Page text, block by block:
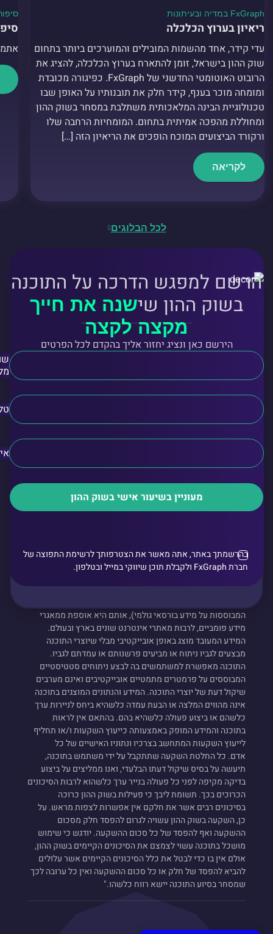
FxGraph במדיה ובעיתונות
ריאיון בערוץ הכלכלה
עדי קידר, אחד מהשמות המובילים והמוערכים ביותר בתחום
שוק ההון בישראל, זומן להתארח בערוץ הכלכלה, להציג את
הרובוט האוטומטי החדשני של FxGraph. כפיגורה מכובדת
ומומחה מוכר בענף, קידר חלק את תובנותיו על האופן שבו
טכנולוגיית הבינה המלאכותית משתלבת במסחר בשוק ההון
ומחוללת מהפכה אמיתית בתחום. המומחיות הרחבה שלו
ורקורד הביצועים המוכח הופכים את הריאיון הזה […]
לקריאה
לכל הבלוגים
הרשם למפגש הדרכה על התוכנה
בשוק ההון שישנה את חייך
מקצה לקצה
הירשם כאן ונציג יחזור אליך בהקדם לכל הפרטים
מעוניין בשיעור אישי בשוק ההון
בהרשמתך באתר, אתה מאשר את הצטרפותך לרשימת התפוצה של
חברת FxGraph ולקבלת תוכן שיווקי במייל ובטלפון.
"תוכנת FxGraph ("התוכנה"), "מספקת למשתמש מידע בורסאי
המבוססות על מידע בורסאי גולמי), אותם היא אוספת ממאגרי
מידע פומביים, לרבות מאתרי אינטרנט שונים בארץ ובעולם.
המידע המעובד מוצג באופן אובייקטיבי מבלי שיוצרי התוכנה
מבצעים לגביו ניתוח או מביעים פרשנותם או עמדתם לגביו.
התוכנה מאפשרת למשתמשים בה לבצע ניתוחים סטטיסטיים
המבוססים על פרמטרים מתמטיים אובייקטיבים ואינם מערבים
שיקול דעת של יוצרי התוכנה. המידע והנתונים המוצגים בתוכנה
אינה מהווים המלצה או הבעת עמדה כלשהיא ביחס לניירות ערך
כלשהם או ביצוע פעולה כלשהיא בהם. בהתאם אין לראות
בתוכנה והמידע המופק באמצעותה כייעוץ השקעות ו/או תחליף
לייעוץ השקעות המתחשב בצרכיו ונתוניו האישיים של כל
אדם. כל החלטת השקעה שתתקבל על ידי משתמש בתוכנה,
תיעשה על בסיס שיקול דעתו הבלעדי, ואנו ממליצים על ביצוע
בדיקה מקיפה לפני כל פעולה בנייר ערך כלשהוא לרבות הסיכונים
הכרוכים בכך. תשומת ליבך כי פעילות בשוק ההון כרוכה
בסיכונים רבים אשר את חלקם אין אפשרות לצפות מראש. על
כן, השקעה בשוק ההון עשויה לגרום להפסד חלק מסכום
ההשקעה ואף להפסד של כל סכום ההשקעה. יודגש כי שימוש
מושכל בתוכנה עשוי לצמצם את הסיכונים הקיימים בשוק ההון,
אולם אין בו כדי לבטל את כלל הסיכונים הקיימים אשר עלולים
להביא להפסד של חלק או כל סכום ההשקעה ואין כל ערובה לכך
שמסחר בסיוע התוכנה יישא רווח כלשהו."